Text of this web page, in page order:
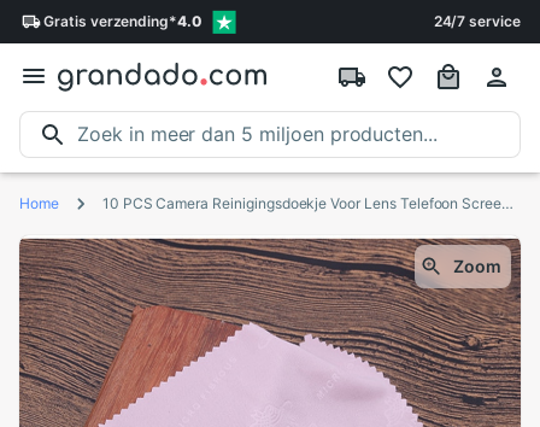
Gratis verzending*4.0 24/7 service
Home 10 PCS Camera Reinigingsdoekje Voor Lens Telefoon Screen DSLR Camera Bril 130*130mm Fotostudio lens cleaner microfiber katoen
Zoom